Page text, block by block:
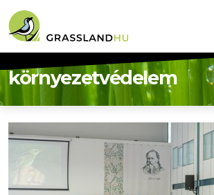
környezetvédelem